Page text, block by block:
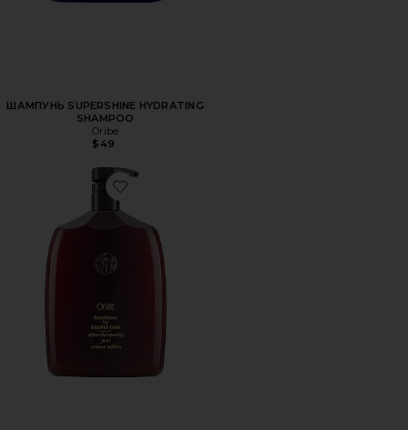
ШАМПУНЬ SUPERSHINE HYDRATING
SHAMPOO
Oribe
$49
Favorite КОНДИЦИОНЕР ДЛЯ ВОЛОС CONDITIONER FOR